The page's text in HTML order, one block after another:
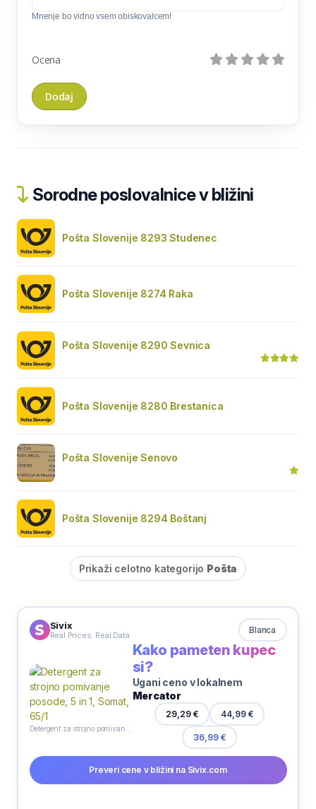
Mnenje bo vidno vsem obiskovalcem!
Ocena
Sorodne poslovalnice v bližini
Pošta Slovenije 8293 Studenec
Pošta Slovenije 8274 Raka
Pošta Slovenije 8290 Sevnica
Pošta Slovenije 8280 Brestanica
Pošta Slovenije Senovo
Pošta Slovenije 8294 Boštanj
Prikaži celotno kategorijo Pošta
Sivix
Real Prices. Real Data Blanca
Kako pameten kupec
si?
Ugani ceno v lokalnem
Mercator
29,29 € 44,99 €
36,99 €
Preveri cene v bližini na Sivix.com